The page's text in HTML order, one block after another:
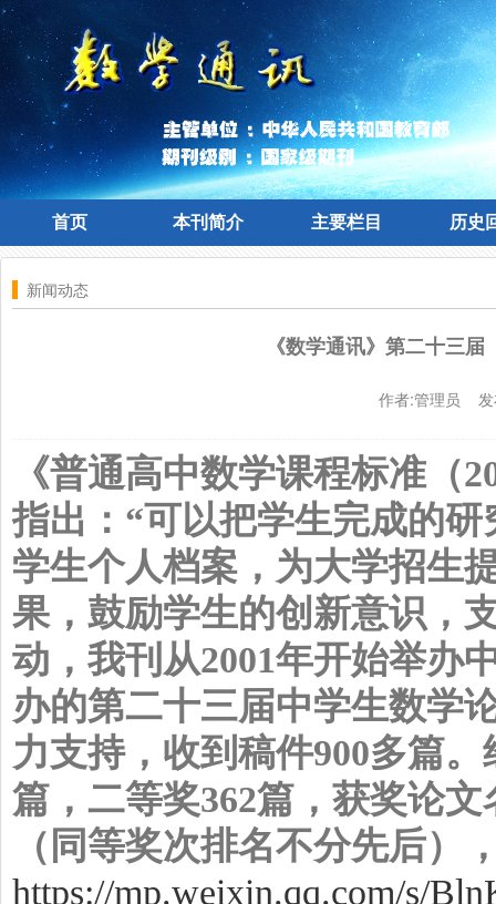
首页 本刊简介 主要栏目 历史
新闻动态
《数学通讯》第二十三
作者:管理员 发
《普通高中数学课程标准（
指出： “可以把学生完成的
学生个人档案，为大学招生
果，鼓励学生的创新意识，
动，我刊从2001年开始举办
办的第二十三届中学生数学
力支持，收到稿件900多篇
篇，二等奖362篇 ， 获奖论文
（同等奖次排名不分先后）
https://mp.weixin.qq.com/s/